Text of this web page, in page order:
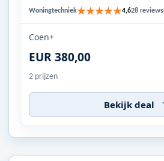
Woningtechniek★★★★★4,628 reviews
Coen+
EUR 380,00
2 prijzen
Bekijk deal